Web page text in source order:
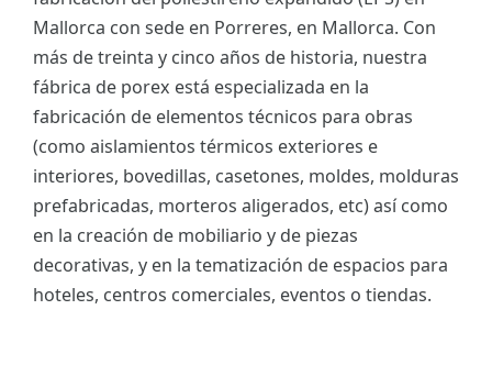
Mallorca con sede en Porreres, en Mallorca. Con
más de treinta y cinco años de historia, nuestra
fábrica de porex está especializada en la
fabricación de elementos técnicos para obras
(como aislamientos térmicos exteriores e
interiores, bovedillas, casetones, moldes, molduras
prefabricadas, morteros aligerados, etc) así como
en la creación de mobiliario y de piezas
decorativas, y en la tematización de espacios para
hoteles, centros comerciales, eventos o tiendas.